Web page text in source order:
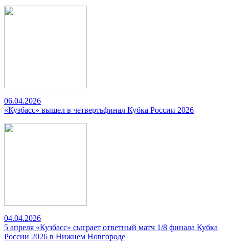
06.04.2026
«Кузбасс» вышел в четвертьфинал Кубка России 2026
04.04.2026
5 апреля «Кузбасс» сыграет ответный матч 1/8 финала Кубка
России 2026 в Нижнем Новгороде